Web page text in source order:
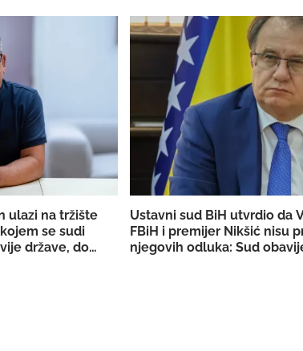
ulazi na tržište
se sudi
države, dobio
Ustavni sud BiH utvrdio da
FBiH i premijer Nikšić nisu
njegovih odluka: Sud